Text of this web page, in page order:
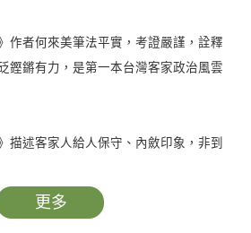
作者何來美筆法平實，考證嚴謹，詮釋
鏗鏘有力，是第一本台灣客家政治風雲
描述客家人給人保守、內斂印象，非到
對於引日軍進台北城的「協力者」，甘
更多